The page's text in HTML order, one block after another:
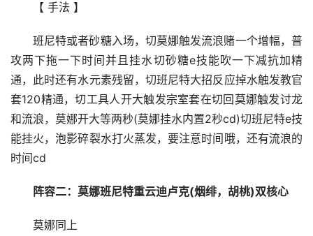
【 手法 】
班尼特或者砂糖入场，切莫娜触发流浪赌一个增幅，普
攻两下拖一下时间并且挂水切砂糖e技能吹一下减抗加精
通，此时还有水元素残留，切班尼特大招反应掉水触发教官
套120精通，切工具人开大触发宗室套在切回莫娜触发讨龙
和流浪，莫娜开大等两秒(莫娜挂水内置2秒cd)切班尼特e技
能挂火，泡影碎裂水打火蒸发，要注意时间哦，还有流浪的
时间cd
阵容二：莫娜班尼特重云迪卢克(烟绯，胡桃)双核心
莫娜同上